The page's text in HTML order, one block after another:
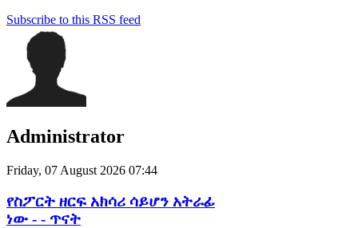
Subscribe to this RSS feed
Administrator
Friday, 07 August 2026 07:44
የስፖርት ዘርፍ አክሳሪ ሳይሆን አትራፊ
ነው - - ጥናት